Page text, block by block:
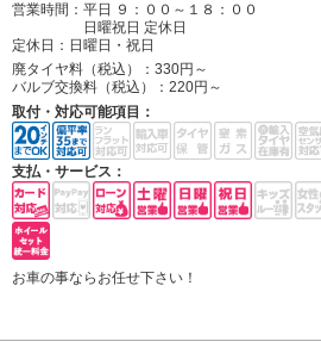
営業時間：平日 ９：００～１８：００
日曜祝日 定休日
定休日： 日曜日・祝日
廃タイヤ料（税込）： 330円～
バルブ交換料（税込）： 220円～
取付・対応可能項目：
支払・サービス：
お車の事ならお任せ下さい！